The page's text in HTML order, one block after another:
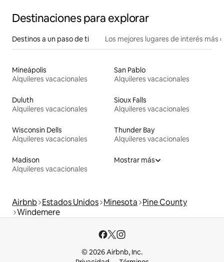
Destinaciones para explorar
Destinos a un paso de ti Los mejores lugares de interés más
Mineápolis
Alquileres vacacionales
San Pablo
Alquileres vacacionales
Duluth
Alquileres vacacionales
Sioux Falls
Alquileres vacacionales
Wisconsin Dells
Alquileres vacacionales
Thunder Bay
Alquileres vacacionales
Madison
Alquileres vacacionales
Mostrar más
Airbnb Estados Unidos Minesota Pine County
Windemere
© 2026 Airbnb, Inc.